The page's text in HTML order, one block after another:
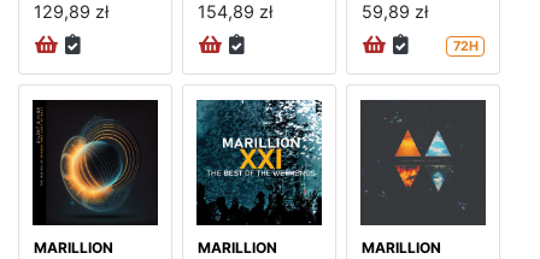
129,89 zł
154,89 zł
59,89 zł
72H
MARILLION
MARILLION
MARILLION